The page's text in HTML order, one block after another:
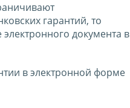
гарантий, то
документа в
в электронной форме